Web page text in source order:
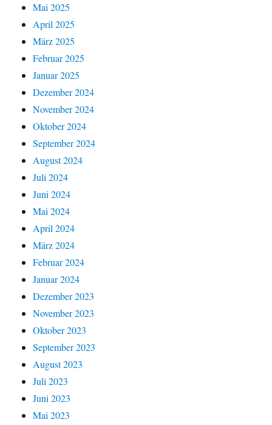
Mai 2025
April 2025
März 2025
Februar 2025
Januar 2025
Dezember 2024
November 2024
Oktober 2024
September 2024
August 2024
Juli 2024
Juni 2024
Mai 2024
April 2024
März 2024
Februar 2024
Januar 2024
Dezember 2023
November 2023
Oktober 2023
September 2023
August 2023
Juli 2023
Juni 2023
Mai 2023